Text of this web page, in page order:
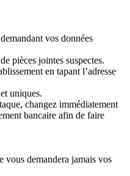
vos données
pièces jointes suspectes.
en tapant l’adresse
uniques.
changez immédiatement
bancaire afin de faire
vous demandera jamais vos